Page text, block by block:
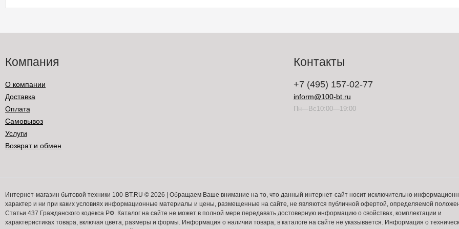
Компания
О компании
Доставка
Оплата
Самовывоз
Услуги
Возврат и обмен
Контакты
+7 (495) 157-02-77
inform@100-bt.ru
Пн—Вс10:00—19:00
Интернет-магазин бытовой техники 100-BT.RU © 2026 | Обращаем Ваше внимание на то, что данный интернет-сайт носит исключительно
характер и ни при каких условиях информационные материалы и цены, размещенные на сайте, не являются публичной офертой, определяемой
Статьи 437 Гражданского кодекса РФ. Каталог на сайте не может в полной мере передавать достоверную информацию о свойствах, комплектации и
характеристиках товара, включая цвета, размеры и формы. Информация о наличии товара, в каталоге на сайте не указывается. Информация о